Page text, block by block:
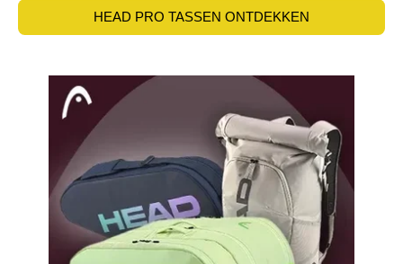
HEAD PRO TASSEN ONTDEKKEN